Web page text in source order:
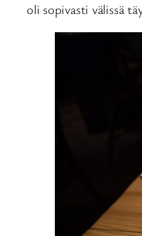
oli sopivasti välissä